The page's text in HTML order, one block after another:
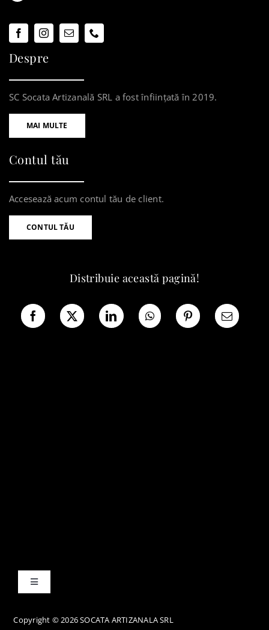
Despre
SC Socata Artizanală SRL a fost înființată în 2019.
MAI MULTE
Contul tău
Accesează acum contul tău de client.
CONTUL TĂU
Distribuie această pagină!
Toggle
Copyright © 2026 SOCATA ARTIZANALA SRL